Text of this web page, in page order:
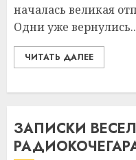
началась великая
Одни уже
ЧИТАТЬ ДАЛЕЕ
ЗАПИСКИ